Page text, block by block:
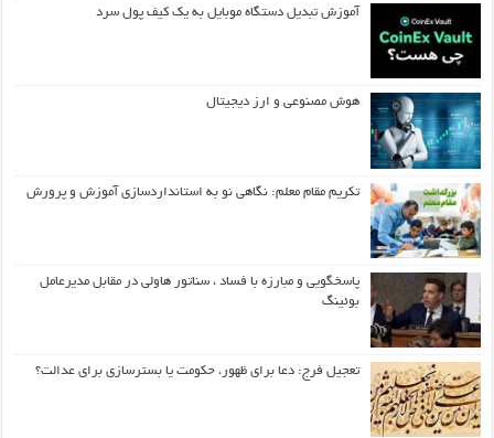
آموزش تبدیل دستگاه موبایل به یک کیف‌ پول سرد
هوش مصنوعی و ارز دیجیتال
تکریم مقام معلم: نگاهی نو به استانداردسازی آموزش و پرورش
پاسخگویی و مبارزه با فساد ، سناتور هاولی در مقابل مدیرعامل
بوئینگ
تعجیل فرج: دعا برای ظهور، حکومت یا بسترسازی برای عدالت؟